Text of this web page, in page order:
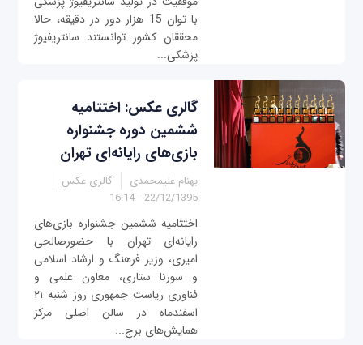
با توان 15 هزار دور در دقیقه، حالا
محققان کشور توانستند سانتریفیوژ
پزشکی...
گالری عکس: اختتامیه
ششمین دوره جشنواره
بازی‌های رایانه‌ای تهران
بهنام علیمحمدی
گالری عکس
22/12/1395 - 16:14
اختتامیه ششمین جشنواره بازی‌های
رایانه‌ای تهران با حضورصالحی
امیری، وزیر فرهنگ و ارشاد اسلامی
و سورنا ستاری، معاون علمی و
فناوری ریاست جمهوری روز شنبه ۲۱
اسفند‌ماه در سالن اصلی مرکز
همایش‌های برج...